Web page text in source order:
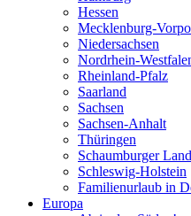
Hessen
Mecklenburg-
Niedersachsen
Nordrhein-
Rheinland-Pfalz
Saarland
Sachsen
Sachsen-Anhalt
Thüringen
Schaumburger Land
Schleswig-Holstein
Familienurlaub in
Europa